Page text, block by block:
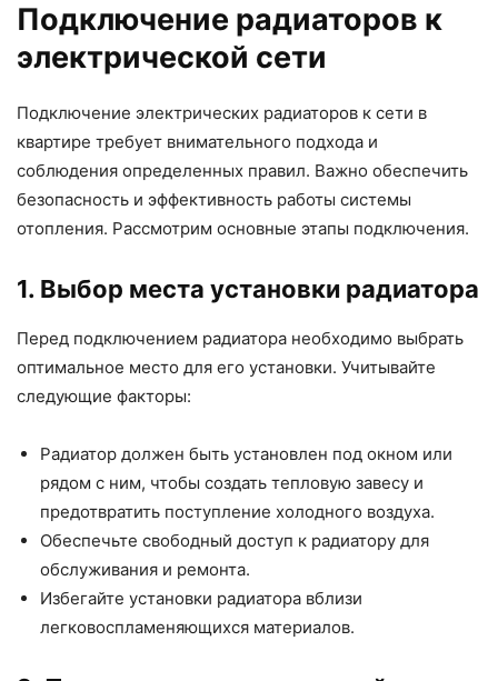
Подключение радиаторов к
электрической сети
Подключение электрических радиаторов к сети в
квартире требует внимательного подхода и
соблюдения определенных правил. Важно обеспечить
безопасность и эффективность работы системы
отопления. Рассмотрим основные этапы подключения.
1. Выбор места установки радиатора
Перед подключением радиатора необходимо выбрать
оптимальное место для его установки. Учитывайте
следующие факторы:
Радиатор должен быть установлен под окном или
рядом с ним, чтобы создать тепловую завесу и
предотвратить поступление холодного воздуха.
Обеспечьте свободный доступ к радиатору для
обслуживания и ремонта.
Избегайте установки радиатора вблизи
легковоспламеняющихся материалов.